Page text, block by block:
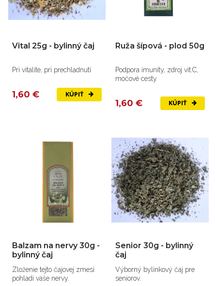
Vital 25g - bylinný čaj
Pri vitalite, pri prechladnutí
1,60 € KÚPIŤ
Ruža šípová - plod 50g
Podpora imunity, zdroj vit.C,
močové cesty
1,60 € KÚPIŤ
Balzam na nervy 30g -
bylinný čaj
Zloženie tejto čajovej zmesi
pohladí vaše nervy.
Senior 30g - bylinný
čaj
Výborný bylinkový čaj pre
seniorov.